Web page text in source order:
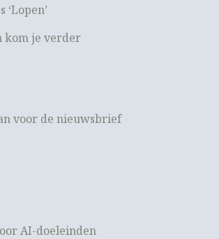
‘Lopen’
kom je verder
voor de nieuwsbrief
AI-doeleinden